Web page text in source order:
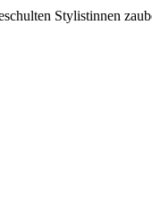
Stylistinnen